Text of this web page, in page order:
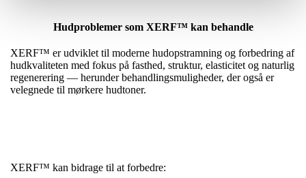
Hudproblemer som XERF™ kan behandle
XERF™ er udviklet til moderne hudopstramning og forbedring af
hudkvaliteten med fokus på fasthed, struktur, elasticitet og naturlig
regenerering — herunder behandlingsmuligheder, der også er
velegnede til mørkere hudtoner.
XERF™ kan bidrage til at forbedre: